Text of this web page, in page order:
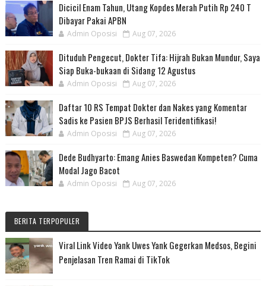
Dicicil Enam Tahun, Utang Kopdes Merah Putih Rp 240 T
Dibayar Pakai APBN
Admin Oposisi Aug 07, 2026
Dituduh Pengecut, Dokter Tifa: Hijrah Bukan Mundur, Saya
Siap Buka-bukaan di Sidang 12 Agustus
Admin Oposisi Aug 07, 2026
Daftar 10 RS Tempat Dokter dan Nakes yang Komentar
Sadis ke Pasien BPJS Berhasil Teridentifikasi!
Admin Oposisi Aug 07, 2026
Dede Budhyarto: Emang Anies Baswedan Kompeten? Cuma
Modal Jago Bacot
Admin Oposisi Aug 07, 2026
BERITA TERPOPULER
Viral Link Video Yank Uwes Yank Gegerkan Medsos, Begini
Penjelasan Tren Ramai di TikTok